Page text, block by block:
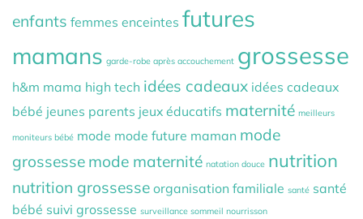
enfants femmes enceintes futures
mamans garde-robe après accouchement grossesse
h&m mama high tech idées cadeaux idées cadeaux
bébé jeunes parents jeux éducatifs maternité meilleurs
moniteurs bébé mode mode future maman mode
grossesse mode maternité natation douce nutrition
nutrition grossesse organisation familiale santé santé
bébé suivi grossesse surveillance sommeil nourrisson